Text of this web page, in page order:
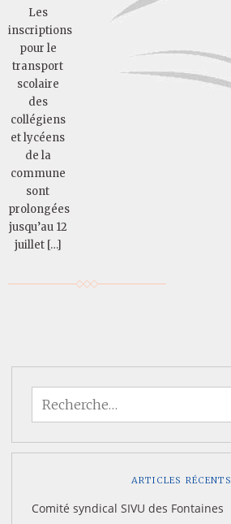
Les
inscriptions
pour le
transport
scolaire
des
collégiens
et lycéens
de la
commune
sont
prolongées
jusqu’au 12
juillet […]
ARTICLES RÉCENTS
Comité syndical SIVU des Fontaines